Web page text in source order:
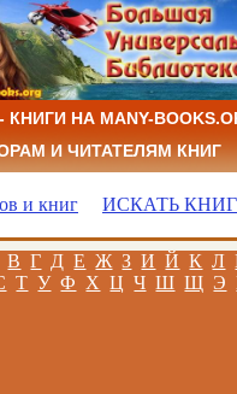
НА MANY-
И ЧИТАТЕЛЯМ КНИГ
и книг ИСКАТЬ
В Г Д Е Ж З И Й К Л
Т У Ф Х Ц Ч Ш Щ Э